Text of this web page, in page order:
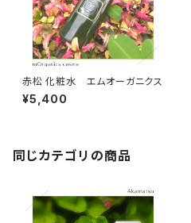
赤松 化粧水 エムオーガニクス
¥5,400
同じカテゴリの商品